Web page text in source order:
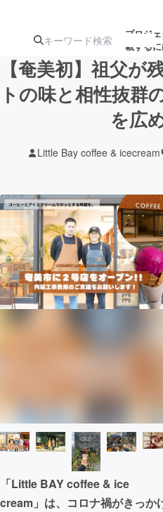
プロジ
載する
注目の新着
ジェクト
テクノロジー・ガジ
映像・映画
ビジネス・起業
まちづくり・地域活
CAMPFIREふるさと納税
【奄美初】祖父が
トの味と相性抜群
を広
Little Bay coffee & icecream
「Little BAY coffee & ice
cream」は、コロナ禍がきっか